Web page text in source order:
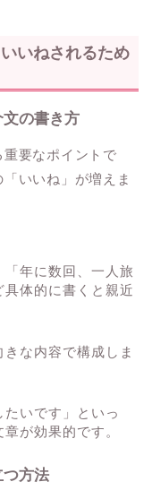
いねされるため
文の書き方
要なポイントで
いいね」が増えま
「年に数回、一人旅
体的に書くと親近
な内容で構成しま
たいです」といっ
が効果的です。
つ方法